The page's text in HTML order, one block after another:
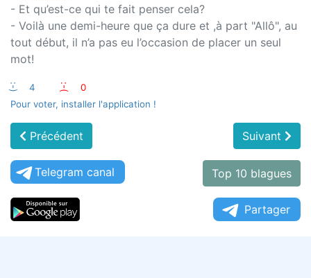
- Et qu’est-ce qui te fait penser cela?
- Voilà une demi-heure que ça dure et ,à part "Allô", au
tout début, il n’a pas eu l’occasion de placer un seul
mot!
:-) 4 :-(
0
Pour voter, installer l'application !
Précédent Suivant
Telegram canal Top 10 blagues
Partager